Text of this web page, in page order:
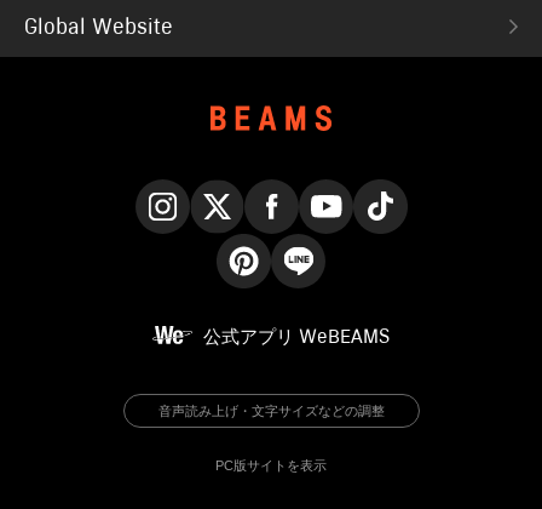
Global Website
公式アプリ WeBEAMS
音声読み上げ・文字サイズなどの調整
PC版サイトを表示